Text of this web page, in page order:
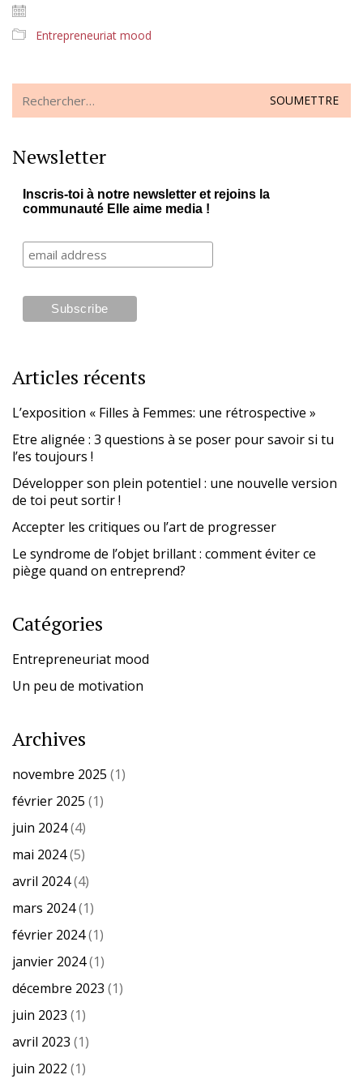
Entrepreneuriat mood
for:
Newsletter
Inscris-toi à notre newsletter et rejoins la
communauté Elle aime media !
Articles récents
L’exposition « Filles à Femmes: une rétrospective »
Etre alignée : 3 questions à se poser pour savoir si tu
l’es toujours !
Développer son plein potentiel : une nouvelle version
de toi peut sortir !
Accepter les critiques ou l’art de progresser
Le syndrome de l’objet brillant : comment éviter ce
piège quand on entreprend?
Catégories
Entrepreneuriat mood
Un peu de motivation
Archives
novembre 2025 (1)
février 2025 (1)
juin 2024(4)
mai 2024(5)
avril 2024(4)
mars 2024(1)
février 2024(1)
janvier 2024(1)
décembre 2023 (1)
juin 2023 (1)
avril 2023 (1)
juin 2022 (1)